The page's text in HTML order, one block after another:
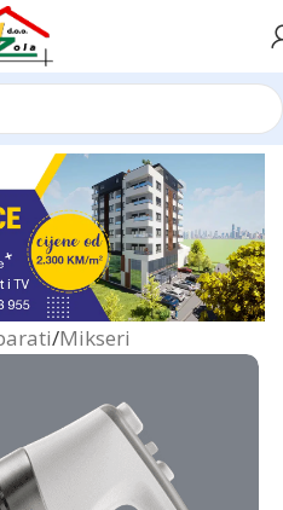
/Mikseri